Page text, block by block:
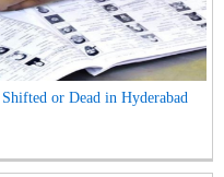
or Dead in Hyderabad